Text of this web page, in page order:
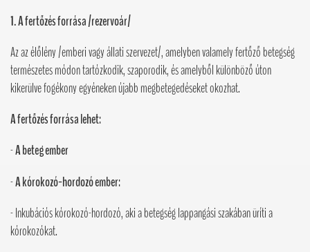
1. Afertőzés forrása /rezervoár/
Az az élőlény /emberi vagy állati szervezet/, amelyben valamely fertőző betegség
természetes módon tartózkodik, szaporodik, és amelyből különböző úton
kikerülve fogékony egyéneken újabb megbetegedéseket okozhat.
A fertőzés forrása lehet:
-A beteg ember
-A kórokozó-hordozó ember:
- Inkubációs kórokozó-hordozó, aki a betegség lappangási szakában üríti a
kórokozókat.